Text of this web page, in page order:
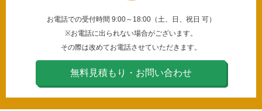
お電話での受付時間 9:00～18:00（土、日、祝日 可）
※お電話に出られない場合がございます。
その際は改めてお電話させていただきます。
無料見積もり・お問い合わせ